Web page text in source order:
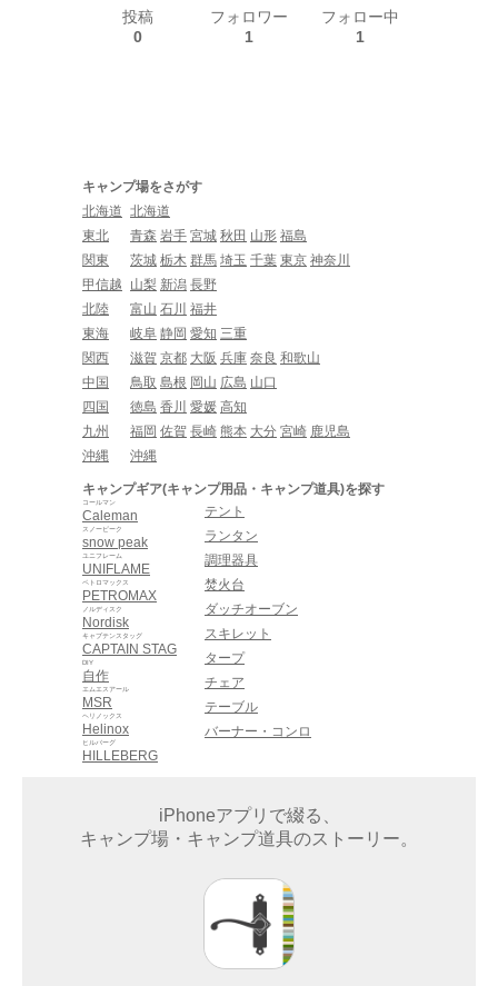
投稿
0
フォロワー
1
フォロー中
1
キャンプ場をさがす
北海道 北海道
東北
青森 岩手 宮城 秋田 山形 福島
関東
茨城 栃木 群馬 埼玉 千葉 東京 神奈川
甲信越
山梨 新潟 長野
北陸
富山 石川 福井
東海
岐阜 静岡 愛知 三重
関西
滋賀 京都 大阪 兵庫 奈良 和歌山
中国
鳥取 島根 岡山 広島 山口
四国
徳島 香川 愛媛 高知
九州
福岡 佐賀 長崎 熊本 大分 宮崎 鹿児島
沖縄
沖縄
キャンプギア(キャンプ用品・キャンプ道具)を探す
Caleman
コールマン
snow peak
スノーピーク
UNIFLAME
ユニフレーム
PETROMAX
ペトロマックス
Nordisk
ノルディスク
CAPTAIN STAG
キャプテンスタッグ
自作
DIY
MSR
エムエスアール
Helinox
ヘリノックス
HILLEBERG
ヒルバーグ
テント
ランタン
調理器具
焚火台
ダッチオーブン
スキレット
タープ
チェア
テーブル
バーナー・コンロ
iPhoneアプリで綴る、
キャンプ場・キャンプ道具のストーリー。